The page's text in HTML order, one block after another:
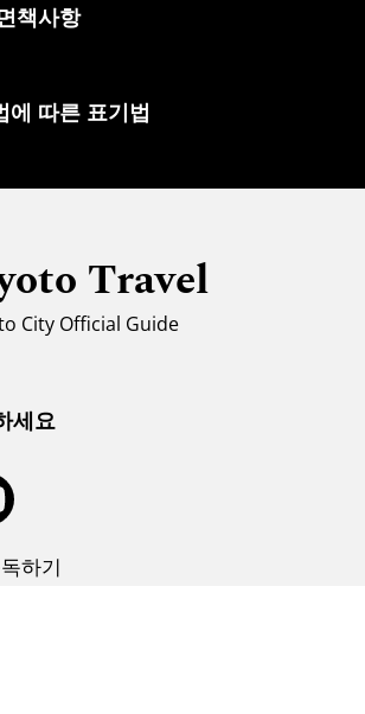
보
책사항
에 따른 표기법
Travel
City Official Guide
세요
하기